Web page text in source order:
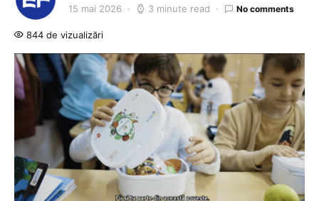
15 mai 2026 3 minute read No comments
844 de vizualizări